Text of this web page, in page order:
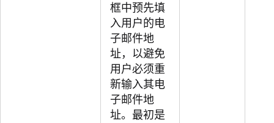
框中预先填
入用户的电
子邮件地
址，以避免
用户必须重
新输入其电
子邮件地
址。最初是